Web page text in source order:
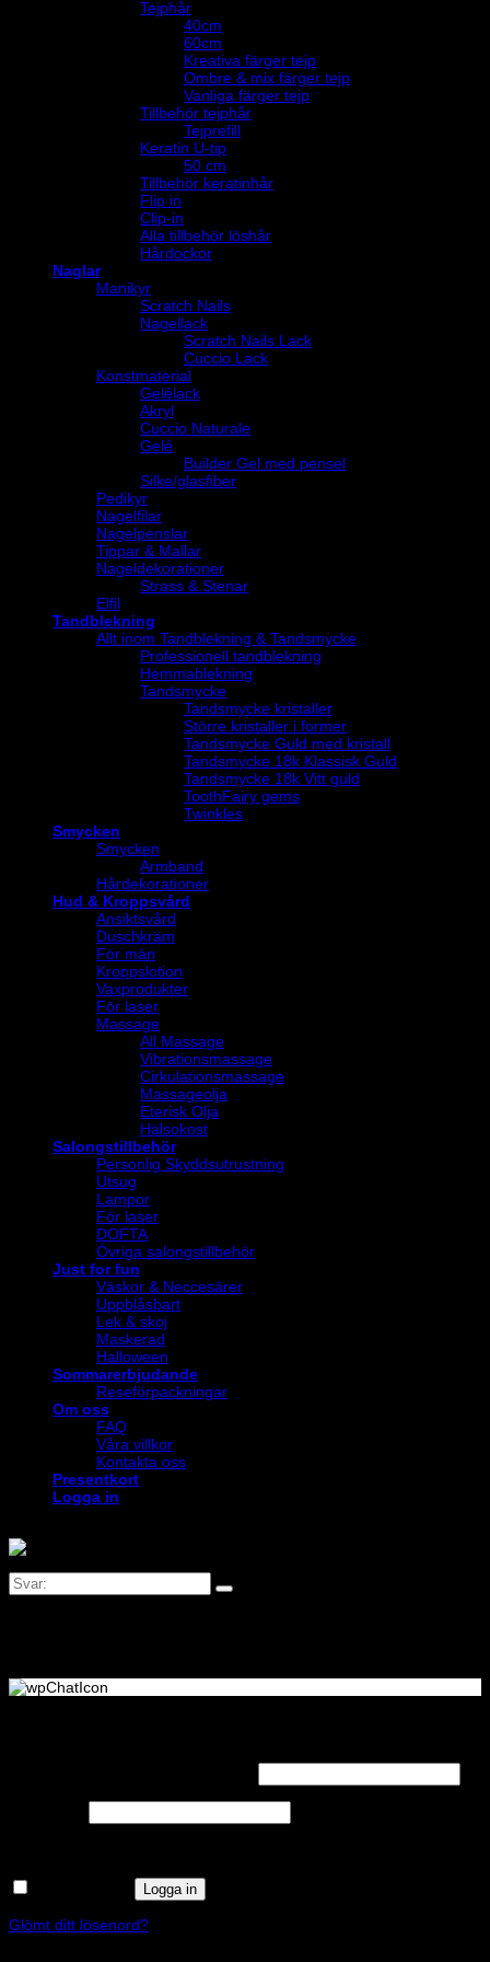
Tejphår
40cm
60cm
Kreativa färger tejp
Ombre & mix färger tejp
Vanliga färger tejp
Tillbehör tejphår
Tejprefill
Keratin U-tip
50 cm
Tillbehör keratinhår
Flip in
Clip-in
Alla tillbehör löshår
Hårdockor
Naglar
Manikyr
Scratch Nails
Nagellack
Scratch Nails Lack
Cuccio Lack
Konstmaterial
Gelélack
Akryl
Cuccio Naturale
Gelé
Builder Gel med pensel
Silke/glasfiber
Pedikyr
Nagelfilar
Nagelpenslar
Tippar & Mallar
Nageldekorationer
Strass & Stenar
Elfil
Tandblekning
Allt inom Tandblekning & Tandsmycke
Professionell tandblekning
Hemmablekning
Tandsmycke
Tandsmycke kristaller
Större kristaller i former
Tandsmycke Guld med kristall
Tandsmycke 18k Klassisk Guld
Tandsmycke 18k Vitt guld
ToothFairy gems
Twinkles
Smycken
Smycken
Armband
Hårdekorationer
Hud & Kroppsvård
Ansiktsvård
Duschkräm
För män
Kroppslotion
Vaxprodukter
För laser
Massage
All Massage
Vibrationsmassage
Cirkulationsmassage
Massageolja
Eterisk Olja
Hälsokost
Salongstillbehör
Personlig Skyddsutrustning
Utsug
Lampor
För laser
DOFTA
Övriga salongstillbehör
Just for fun
Väskor & Neccesärer
Uppblåsbart
Lek & skoj
Maskerad
Halloween
Sommarerbjudande
Reseförpackningar
Om oss
FAQ
Våra villkor
Kontakta oss
Presentkort
Logga in
Obligatoriskt
Logga in
Glömt ditt lösenord?